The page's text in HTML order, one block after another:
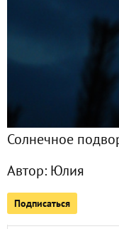
Солнечное
Автор: Юлия
Подписаться
Всем мамам
Сезон-2020.
Новогодний торт с